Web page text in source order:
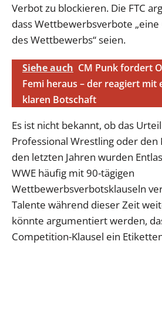
Verbot zu blockieren. Die FTC
dass Wettbewerbsverbote
des Wettbewerbs“ seien.
Siehe auch CM Punk fordert
Femi heraus – der reagiert mit
klaren Botschaft
Es ist nicht bekannt, ob das
Professional Wrestling oder den
den letzten Jahren wurden
WWE häufig mit 90-tägigen
Wettbewerbsverbotsklauseln
Talente während dieser Zeit
könnte argumentiert werden,
Competition-Klausel ein